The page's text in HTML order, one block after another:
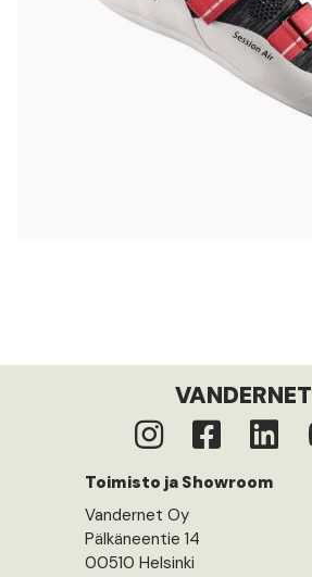
VANDERNET
Toimisto ja Showroom
Vandernet Oy
Pälkäneentie 14
00510 Helsinki